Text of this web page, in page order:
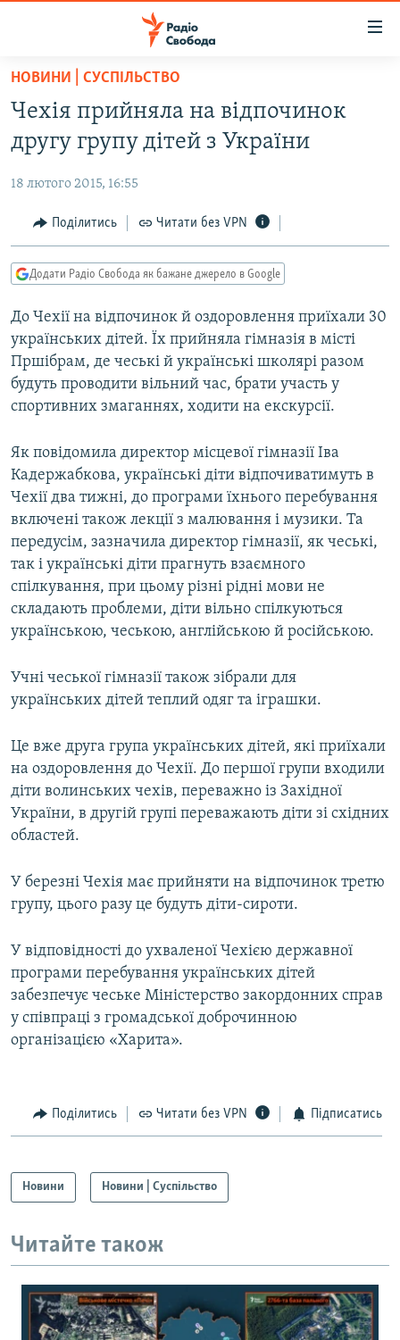
Перейти
основного
матеріалу
Перейти
до
навігації
Перейти
до
ВСЕ ЗА ДОБУ
СТАТТІ
ПОЛІТИКА
ЕКОНОМІКА
КУЛЬТУРА
СПОРТ
УКРАЇНА
СВІТ
ВІЙНА
РОСІЙСЬКА «ФІЛЬТРАЦІЯ»
КРИМ.РЕАЛІЇ
ТИ ЯК?
СХЕМИ
КИТАЙ.ВИКЛИКИ
МУЛЬТИМЕДІА
ФОТО
СПЕЦПРОЄКТИ
ПОДКАСТИ
КРИМ РЕАЛІЇ
РУС
УКР
ДОЛУЧАЙСЯ!
Усі сайти RFE/RL
НОВИНИ | СУСПІЛЬСТВО
Чехія прийняла на відпочинок
другу групу дітей з України
18 лютого 2015, 16:55
Поділитись Читати без VPN
Додати Радіо Свобода як бажане джерело в Google
До Чехії на відпочинок й оздоровлення приїхали 30
українських дітей. Їх прийняла гімназія в місті
Пршібрам, де чеські й українські школярі разом
будуть проводити вільний час, брати участь у
спортивних змаганнях, ходити на екскурсії.
Як повідомила директор місцевої гімназії Іва
Кадержабкова, українські діти відпочиватимуть в
Чехії два тижні, до програми їхнього перебування
включені також лекції з малювання і музики. Та
передусім, зазначила директор гімназії, як чеські,
так і українські діти прагнуть взаємного
спілкування, при цьому різні рідні мови не
складають проблеми, діти вільно спілкуються
українською, чеською, англійською й російською.
Учні чеської гімназії також зібрали для
українських дітей теплий одяг та іграшки.
Це вже друга група українських дітей, які приїхали
на оздоровлення до Чехії. До першої групи входили
діти волинських чехів, переважно із Західної
України, в другій групі переважають діти зі східних
областей.
У березні Чехія має прийняти на відпочинок третю
групу, цього разу це будуть діти-сироти.
У відповідності до ухваленої Чехією державної
програми перебування українських дітей
забезпечує чеське Міністерство закордонних справ
у співпраці з громадської доброчинною
організацією «Харита».
Поділитись Читати без VPN Підписатись
Новини Новини | Суспільство
Читайте також